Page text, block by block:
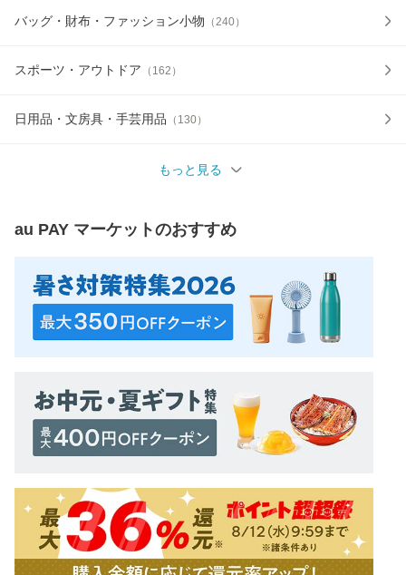
バッグ・財布・ファッション小物 （240）
スポーツ・アウトドア （ 162 ）
日用品・文房具・手芸用品 （ 130）
もっと見る
au PAY マーケットのおすすめ